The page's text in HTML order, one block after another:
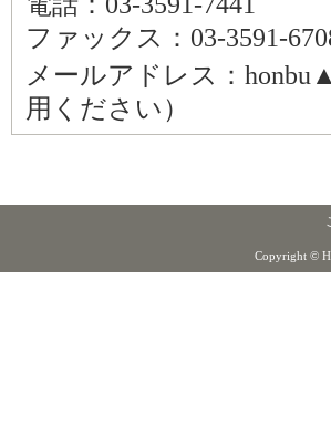
ファックス：03-3591-
メールアドレス：
用ください）
Copyright ©